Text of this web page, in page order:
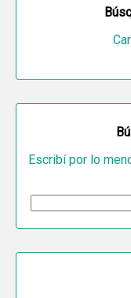
Escribí por lo